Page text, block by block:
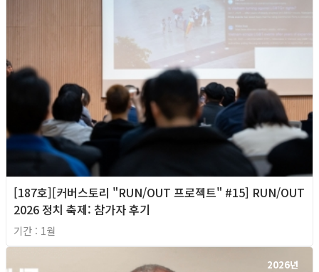
[187호][커버스토리 "RUN/OUT 프로젝트" #15] RUN/OUT
2026 정치 축제: 참가자 후기
기간 : 1월
2026년